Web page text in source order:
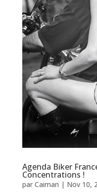
Agenda Biker
Concentrations !
par Caiman | Nov 10,